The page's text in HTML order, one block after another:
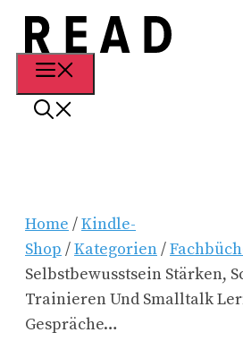
Zum
Inhalt
springen
Home /Kindle-
Shop /Kategorien/
Selbstbewusstsein Stärken,
Trainieren Und Smalltalk
Gespräche…